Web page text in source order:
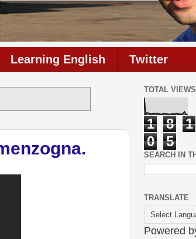
Learning English Twitter
TOTAL VIEWS
1 8 1
0
5
SEARCH IN
TRANSLATE
Powered